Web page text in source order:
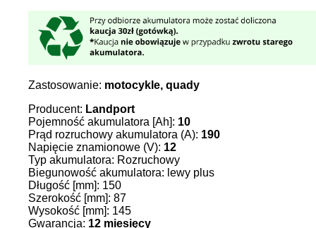
Zastosowanie: motocykle, quady
Producent: Landport
Pojemność akumulatora [Ah]: 10
Prąd rozruchowy akumulatora (A): 190
Napięcie znamionowe (V): 12
Typ akumulatora: Rozruchowy
Biegunowość akumulatora: lewy plus
Długość [mm]: 150
Szerokość [mm]: 87
Wysokość [mm]: 145
Gwarancja: 12 miesięcy